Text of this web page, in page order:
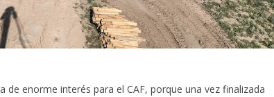
enorme interés para el CAF, porque una vez finalizada